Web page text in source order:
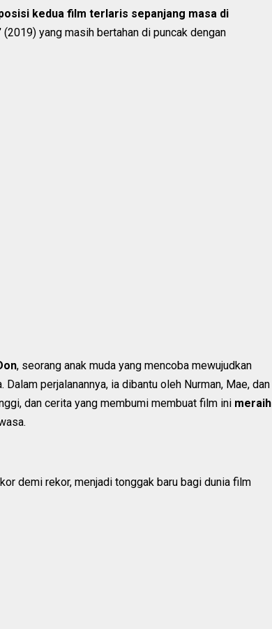
kedua film terlaris sepanjang masa di
(2019) yang masih bertahan di puncak dengan
, seorang anak muda yang mencoba mewujudkan
perjalanannya, ia dibantu oleh Nurman, Mae, dan
dan cerita yang membumi membuat film ini meraih
demi rekor, menjadi tonggak baru bagi dunia film